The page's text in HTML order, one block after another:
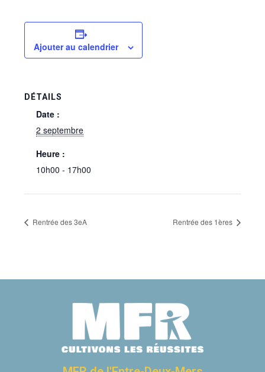
Ajouter au calendrier
DÉTAILS
Date :
2 septembre
Heure :
10h00 - 17h00
Rentrée des 3eA Rentrée des 1ères